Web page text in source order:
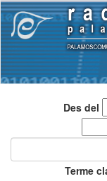
Des del
Terme